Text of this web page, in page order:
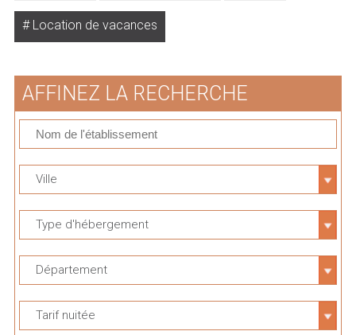
Location de vacances
AFFINEZ LA RECHERCHE
Ville
Type d'hébergement
Département
Tarif nuitée